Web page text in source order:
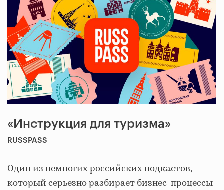
«Инструкция для туризма»
RUSSPASS
Один из немногих российских подкастов,
который серьезно разбирает бизнес-процессы